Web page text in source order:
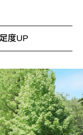
度UP